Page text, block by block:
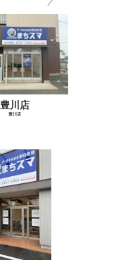
豊川店
豊川店